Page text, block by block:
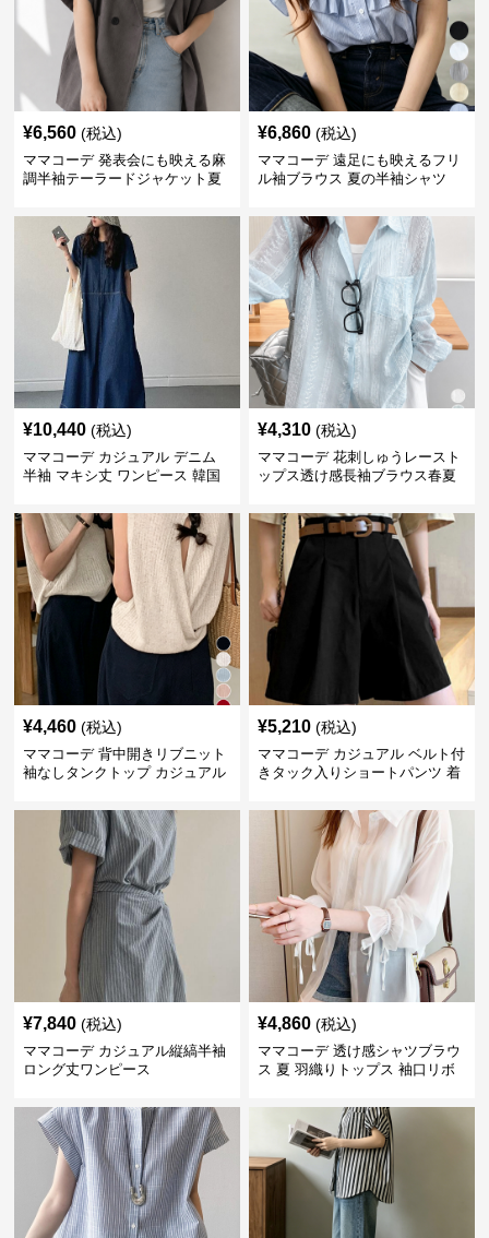
¥6,560 (税込)
ママコーデ 発表会にも映える麻
調半袖テーラードジャケット夏
¥6,860 (税込)
ママコーデ 遠足にも映えるフリ
ル袖ブラウス 夏の半袖シャツ
¥10,440 (税込)
ママコーデ カジュアル デニム
半袖 マキシ丈 ワンピース 韓国
¥4,310 (税込)
ママコーデ 花刺しゅうレースト
ップス透け感長袖ブラウス春夏
¥4,460 (税込)
ママコーデ 背中開きリブニット
袖なしタンクトップ カジュアル
¥5,210 (税込)
ママコーデ カジュアル ベルト付
きタック入りショートパンツ 着
¥7,840 (税込)
ママコーデ カジュアル縦縞半袖
ロング丈ワンピース
¥4,860 (税込)
ママコーデ 透け感シャツブラウ
ス 夏 羽織りトップス 袖口リボ